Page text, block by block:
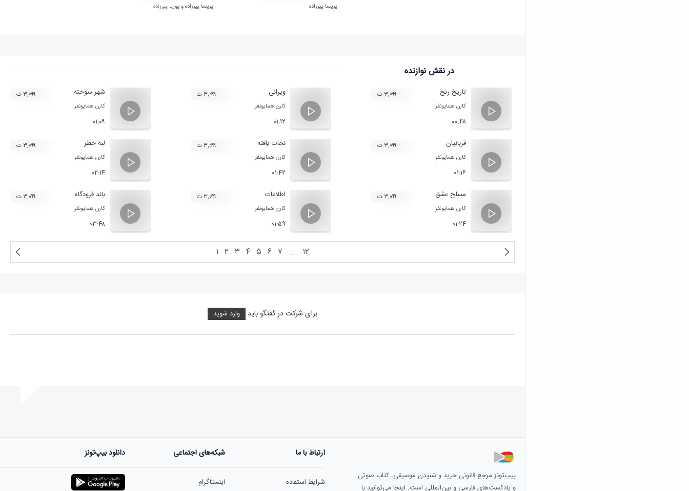
پریسا پیرزاده پریسا پیرزادهوپوریا پیرزاده
در نقشنوازنده
تاریخ رنج
کارن همایونفر
۰۰:۴۸
۳,۰۹۹ ت ویرانی
کارن همایونفر
۰۱:۱۲
۳,۰۹۹ ت شهر سوخته
کارن همایونفر
۰۱:۰۹
۳,۰۹۹ ت
قربانیان
کارن همایونفر
۰۱:۱۶
۳,۰۹۹ ت نجات یافته
کارن همایونفر
۰۱:۴۲
۳,۰۹۹ ت لبه خطر
کارن همایونفر
۰۲:۱۴
۳,۰۹۹ ت
مسلخ عشق
کارن همایونفر
۰۱:۲۴
۳,۰۹۹ ت اطلاعات
کارن همایونفر
۰۱:۵۹
۳,۰۹۹ ت باند فرودگاه
کارن همایونفر
۰۳:۴۸
۳,۰۹۹ ت
۱ ۲ ۳ ۴ ۵ ۶ ۷ ... ۱۲
برای شرکت در گفتگو باید وارد شوید
بیپ‌تونز مرجع قانونی خرید و شنیدن موسیقی، کتاب صوتی
و پادکست‌های فارسی و بین‌المللی است. اینجا می‌توانید با
ارتباط با ما
شرایط استفاده
شبکه‌های اجتماعی
اینستاگرام
دانلود بیپ‌تونز